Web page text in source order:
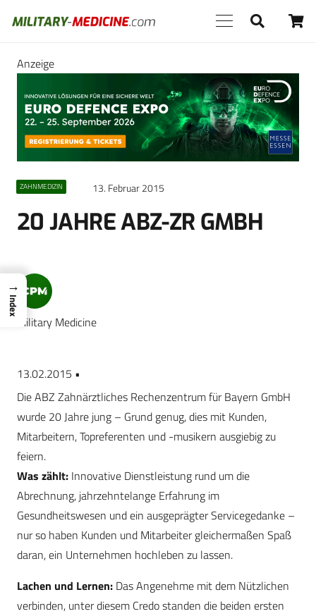
Anzeige
ZAHNMEDIZIN 13. Februar 2015
20 JAHRE ABZ-ZR GMBH
Military Medicine
13.02.2015 •
Die ABZ Zahnärztliches Rechenzentrum für Bayern GmbH
wurde 20 Jahre jung – Grund genug, dies mit Kunden,
Mitarbeitern, Topreferenten und -musikern ausgiebig zu
feiern.
Was zählt: Innovative Dienstleistung rund um die
Abrechnung, jahrzehntelange Erfahrung im
Gesundheitswesen und ein ausgeprägter Servicegedanke –
nur so haben Kunden und Mitarbeiter gleichermaßen Spaß
daran, ein Unternehmen hochleben zu lassen.
Lachen und Lernen: Das Angenehme mit dem Nützlichen
verbinden, unter diesem Credo standen die beiden ersten
→
Index